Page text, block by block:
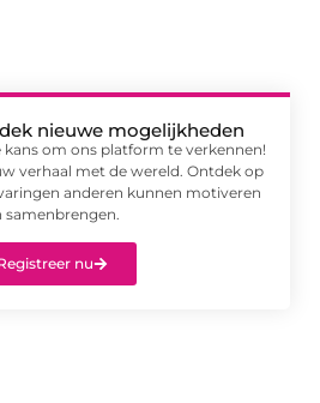
nieuwe mogelijkheden
kans om ons platform te verkennen!
verhaal met de wereld. Ontdek op
anderen kunnen motiveren
samenbrengen.
nu